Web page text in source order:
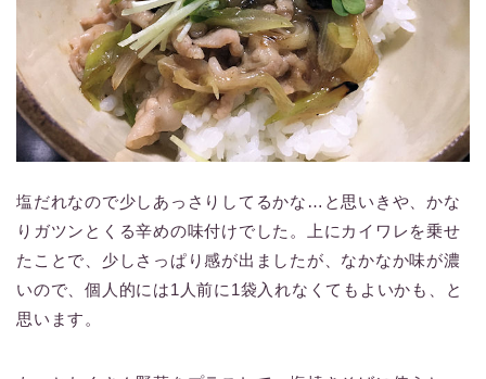
塩だれなので少しあっさりしてるかな…と思いきや、かな
りガツンとくる辛めの味付けでした。上にカイワレを乗せ
たことで、少しさっぱり感が出ましたが、なかなか味が濃
いので、個人的には1人前に1袋入れなくてもよいかも、と
思います。